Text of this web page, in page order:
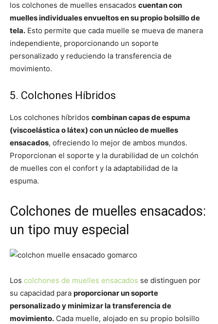
los colchones de muelles ensacados cuentan con
muelles individuales envueltos en su propio bolsillo de
tela. Esto permite que cada muelle se mueva de manera
independiente, proporcionando un soporte
personalizado y reduciendo la transferencia de
movimiento.
5. Colchones Híbridos
Los colchones híbridos combinan capas de espuma
(viscoelástica o látex) con un núcleo de muelles
ensacados, ofreciendo lo mejor de ambos mundos.
Proporcionan el soporte y la durabilidad de un colchón
de muelles con el confort y la adaptabilidad de la
espuma.
Colchones de muelles ensacados:
un tipo muy especial
Los colchones de muelles ensacados se distinguen por
su capacidad para proporcionar un soporte
personalizado y minimizar la transferencia de
movimiento. Cada muelle, alojado en su propio bolsillo